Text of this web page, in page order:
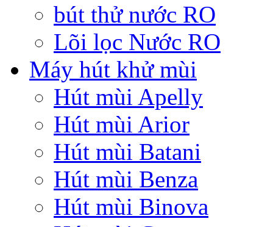
bút thử nước RO
Lõi lọc Nước RO
Máy hút khử mùi
Hút mùi Apelly
Hút mùi Arior
Hút mùi Batani
Hút mùi Benza
Hút mùi Binova